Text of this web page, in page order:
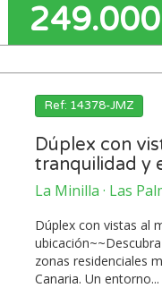
Ref: 14378-JMZ
Dúplex con
tranquilidad y
La Minilla · Las
Dúplex con vistas al
zonas residenciales
Canaria. Un entorno...